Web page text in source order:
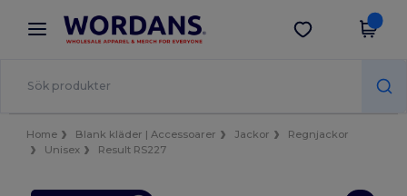
× Wordans-app
Bättre priser i appen!
Hämta app
Home Blank kläder | Accessoarer Jackor
Regnjackor
Unisex
Result RS227